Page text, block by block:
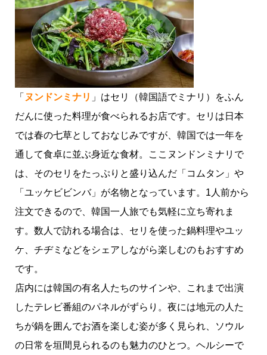
「 ヌンドンミナリ 」はセリ（韓国語でミナリ）をふん
だんに使った料理が食べられるお店です。セリは日本
では春の七草としておなじみですが、韓国では一年を
通して食卓に並ぶ身近な食材。ここヌンドンミナリで
は、そのセリをたっぷりと盛り込んだ「コムタン」や
「ユッケビビンバ」が名物となっています。1人前から
注文できるので、韓国一人旅でも気軽に立ち寄れま
す。数人で訪れる場合は、セリを使った鍋料理やユッ
ケ、チヂミなどをシェアしながら楽しむのもおすすめ
です。
店内には韓国の有名人たちのサインや、これまで出演
したテレビ番組のパネルがずらり。夜には地元の人た
ちが鍋を囲んでお酒を楽しむ姿が多く見られ、ソウル
の日常を垣間見られるのも魅力のひとつ。ヘルシーで